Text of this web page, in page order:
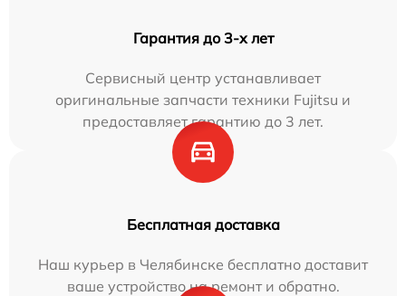
Гарантия до 3-х лет
Сервисный центр устанавливает
оригинальные запчасти техники Fujitsu и
предоставляет гарантию до 3 лет.
Бесплатная доставка
Наш курьер в Челябинске бесплатно доставит
ваше устройство на ремонт и обратно.